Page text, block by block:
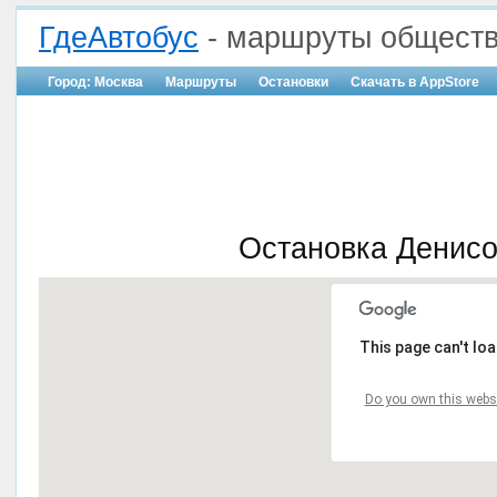
ГдеАвтобус - маршруты
Город: Москва Маршруты Остановки Скачать в AppStore
Остановка
This page can't
Do you own this